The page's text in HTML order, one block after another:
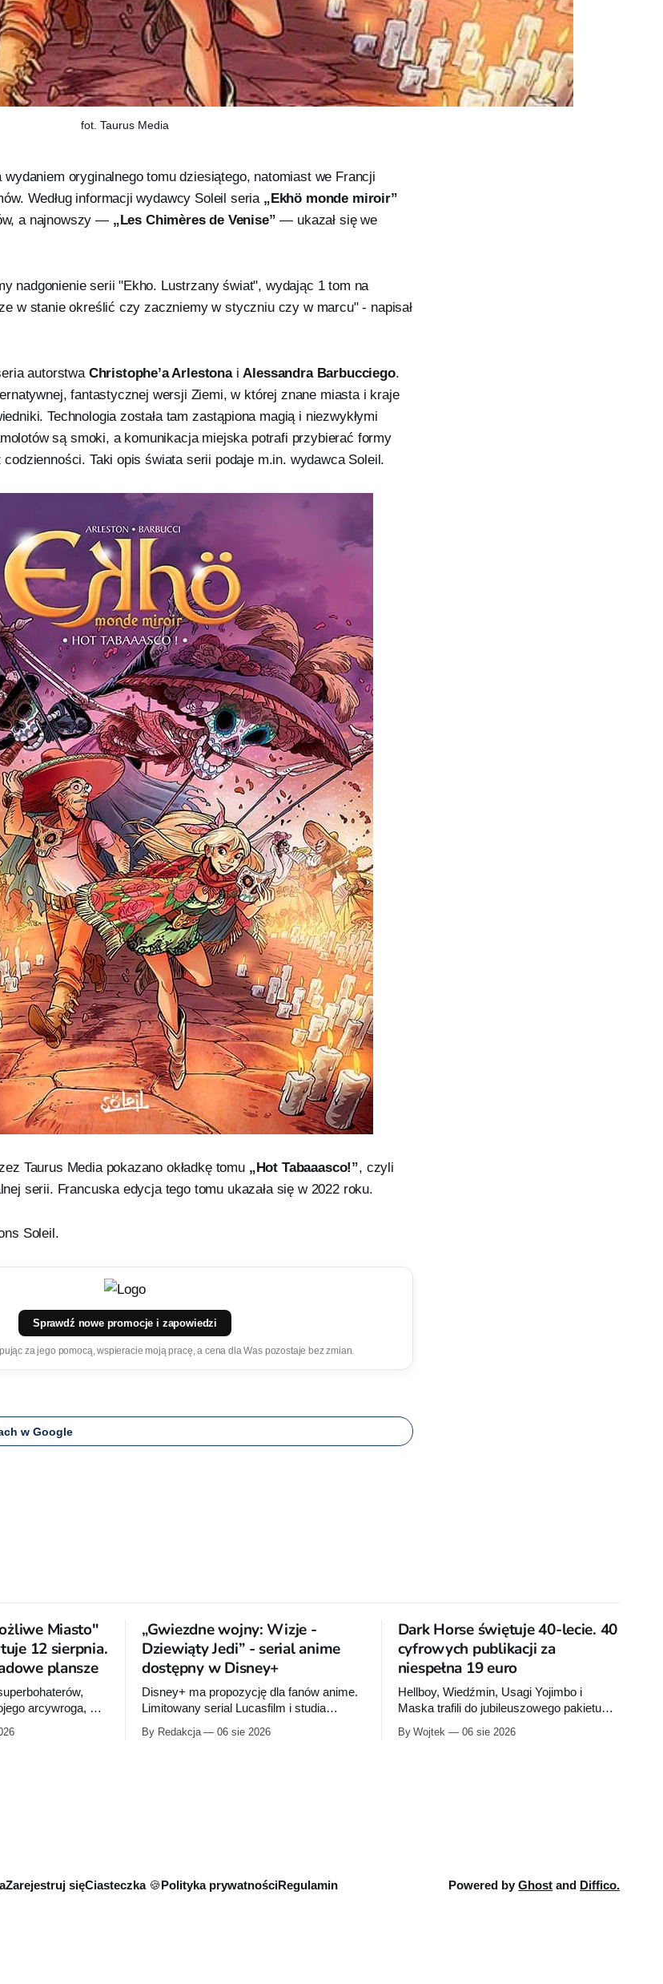
fot. Taurus Media
oryginalnego tomu dziesiątego, natomiast we Francji
Według informacji wydawcy Soleil seria „Ekhö monde miroir”
a najnowszy — „Les Chimères de Venise” — ukazał się we
nadgonienie serii "Ekho. Lustrzany świat", wydając 1 tom na
w stanie określić czy zaczniemy w styczniu czy w marcu" - napisał
autorstwa Christophe’a ArlestonaiAlessandra Barbucciego.
fantastycznej wersji Ziemi, w której znane miasta i kraje
Technologia została tam zastąpiona magią i niezwykłymi
są smoki, a komunikacja miejska potrafi przybierać formy
Taki opis świata serii podaje m.in. wydawca Soleil.
Taurus Media pokazano okładkę tomu „Hot Tabaaasco!”, czyli
serii. Francuska edycja tego tomu ukazała się w 2022 roku.
Soleil.
Sprawdź nowe promocje i zapowiedzi
za jego pomocą, wspieracie moją pracę, a cena dla Was pozostaje bez zmian.
w Google
Miasto"
12 sierpnia.
plansze
arcywroga, a
na czele.
„Gwiezdne wojny: Wizje -
Dziewiąty Jedi” - serial anime
dostępny w Disney+
Disney+ ma propozycję dla fanów anime.
Limitowany serial Lucasfilm i studia
zapoczątkowaną w krótkometrażówkach
By Redakcja 06 sie 2026
Dark Horse świętuje 40-lecie. 40
cyfrowych publikacji za
niespełna 19 euro
Hellboy, Wiedźmin, Usagi Yojimbo i
Maska trafili do jubileuszowego pakietu
zestaw obejmuje 40 cyfrowych publikacji i
By Wojtek 06 sie 2026
Zarejestruj sięCiasteczka 🍪Polityka prywatnościRegulamin Powered byGhost and Diffico.